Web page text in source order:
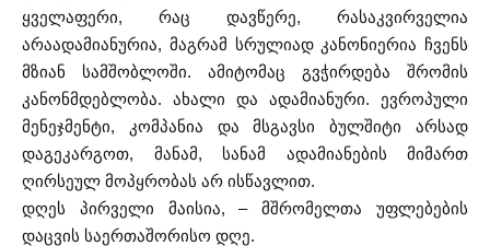
ყველაფერი, რაც დავწერე, რასაკვირველია
არაადამიანურია, მაგრამ სრულიად კანონიერია ჩვენს
მზიან სამშობლოში. ამიტომაც გვჭირდება შრომის
კანონმდებლობა. ახალი და ადამიანური. ევროპული
მენეჯმენტი, კომპანია და მსგავსი ბულშიტი არსად
დაგეკარგოთ, მანამ, სანამ ადამიანების მიმართ
ღირსეულ მოპყრობას არ ისწავლით.
დღეს პირველი მაისია, – მშრომელთა უფლებების
დაცვის საერთაშორისო დღე.